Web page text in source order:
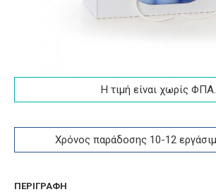
Η τιμή είναι χωρίς ΦΠA.
Χρόνος παράδοσης 10-12
ΠΕΡΙΓΡΑΦΉ